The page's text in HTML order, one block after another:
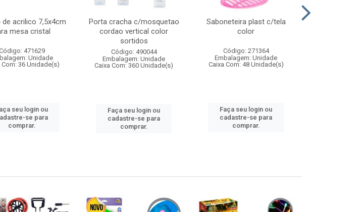
de acrilico 7,5x4cm
mesa cristal
471629
Unidade
Com: 36 Unidade(s)
seu login ou
se para
comprar.
Porta cracha c/mosquetao
cordao vertical color
sortidos
Código: 490044
Embalagem: Unidade
Caixa Com: 360 Unidade(s)
Faça seu login ou
cadastre-se para
comprar.
Saboneteira plast c/tela
color
Código: 271364
Embalagem: Unidade
Caixa Com: 48 Unidade(s)
Faça seu login ou
cadastre-se para
comprar.